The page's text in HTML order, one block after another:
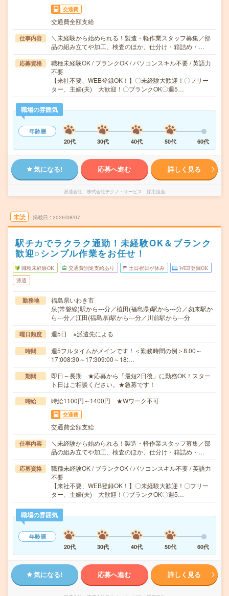
交通費
交通費全額支給
仕事内容
＼未経験から始められる！製造・軽作業スタッフ募集／部
品の組み立てや加工、検査のほか、仕分け・箱詰め・…
応募資格
職種未経験OK / ブランクOK / パソコンスキル不要 / 英語力
不要
【来社不要、WEB登録OK！】〇未経験大歓迎！〇フリー
ター、主婦(夫) 大歓迎！〇ブランクOK〇週5…
職場の雰囲気
年齢層
20代
30代 40代 50代 60代
気になる! 応募へ進む 詳しく見る
派遣会社 株式会社テクノ・サービス 採用担当
未読 掲載日 2026/08/07
駅チカでラクラク通勤！未経験OK＆ブランク
歓迎○シンプル作業をお任せ！
職種未経験OK 交通費別途支給あり 土日祝日が休み WEB登録OK
派遣
勤務地
福島県いわき市
泉(常磐線)駅から---分／植田(福島県)駅から---分／勿来駅か
ら---分／江田(福島県)駅から---分／川前駅から---分
曜日頻度 週5日 ※派遣先による
時間
週5フルタイムがメインです！＜勤務時間の例＞8:00～
17:008:30～17:309:00～18:…
期間
即日～長期 ★応募から「最短2日後」に勤務OK！スター
ト日はご相談ください。★急募です！
時給 時給1100円～1400円 ★Wワーク不可
交通費
交通費全額支給
仕事内容
＼未経験から始められる！製造・軽作業スタッフ募集／部
品の組み立てや加工、検査のほか、仕分け・箱詰め・…
応募資格
職種未経験OK / ブランクOK / パソコンスキル不要 / 英語力
不要
【来社不要、WEB登録OK！】〇未経験大歓迎！〇フリー
ター、主婦(夫) 大歓迎！〇ブランクOK〇週5…
職場の雰囲気
年齢層
20代
30代 40代 50代 60代
気になる! 応募へ進む 詳しく見る